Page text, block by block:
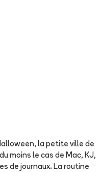
la petite ville de
moins le cas de Mac, KJ,
de journaux. La routine